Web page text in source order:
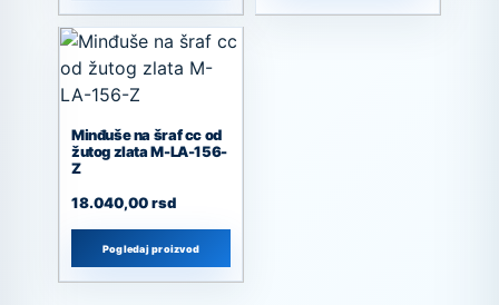
Minđuše na šraf cc od
žutog zlata M-LA-156-
Z
18.040,00rsd
Pogledaj proizvod